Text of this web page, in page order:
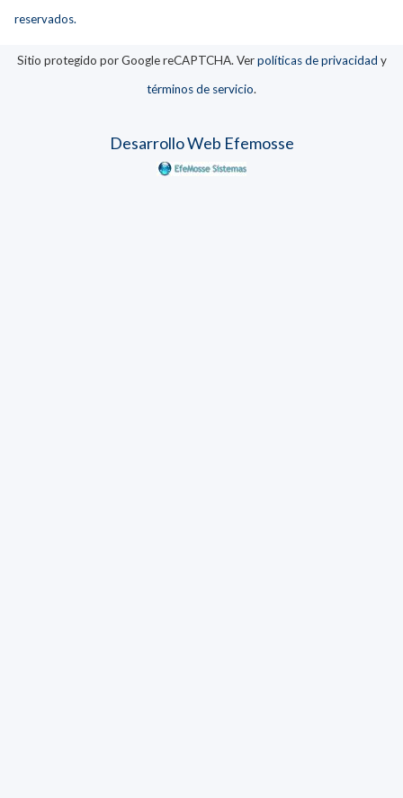
reservados.
Sitio protegido por Google reCAPTCHA. Verpolíticas de privacidad y
términos de servicio.
Desarrollo Web Efemosse